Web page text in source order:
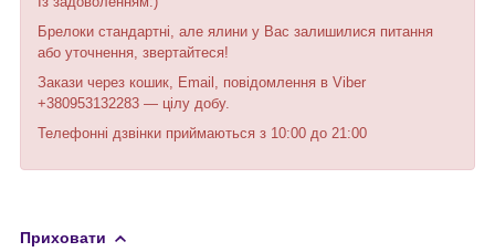
Брелоки стандартні, але ялини у Вас залишилися питання
або уточнення, звертайтеся!
Закази через кошик, Email, повідомлення в Viber
+380953132283 — цілу добу.
Телефонні дзвінки приймаються з 10:00 до 21:00
Приховати